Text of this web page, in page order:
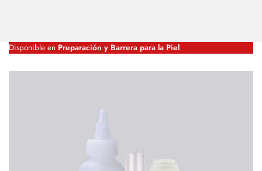
Disponible en Preparación y Barrera para la Piel